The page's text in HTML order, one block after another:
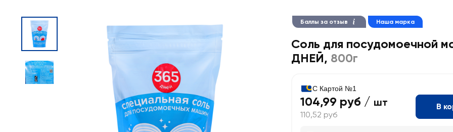
Баллы за отзыв Наша марка
Соль для посудомоечной
ДНЕЙ, 800г
С Картой №1
104,99 руб / шт
110,52 руб
В